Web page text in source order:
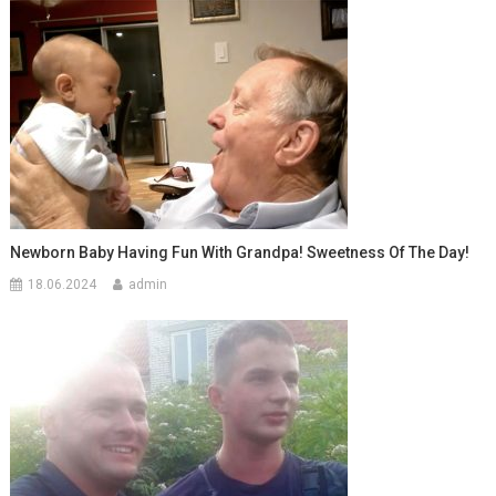
Newborn Baby Having Fun With Grandpa! Sweetness Of The Day!
18.06.2024 admin